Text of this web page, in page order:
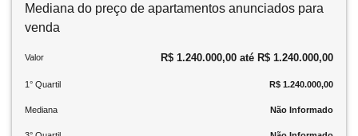
Mediana do preço de apartamentos anunciados para
venda
Valor R$ 1.240.000,00 até R$ 1.240.000,00
1° Quartil R$ 1.240.000,00
Mediana Não Informado